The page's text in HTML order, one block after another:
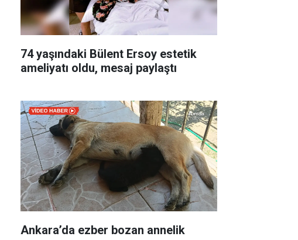
74 yaşındaki Bülent Ersoy estetik
ameliyatı oldu, mesaj paylaştı
Ankara’da ezber bozan annelik